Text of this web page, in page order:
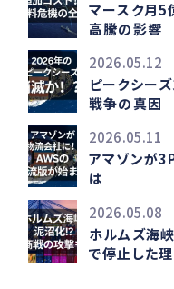
マースク月5
高騰の影響
2026.05.12
ピークシー
戦争の真因
2026.05.11
アマゾンが
は
2026.05.08
ホルムズ海
で停止した